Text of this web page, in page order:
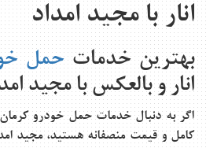
انار با مجید امداد
بهترین خدماتحمل
انار و بالعکس با مجید
اگر به دنبال خدمات حمل خودرو کرمان
کامل و قیمت منصفانه هستید، مجید